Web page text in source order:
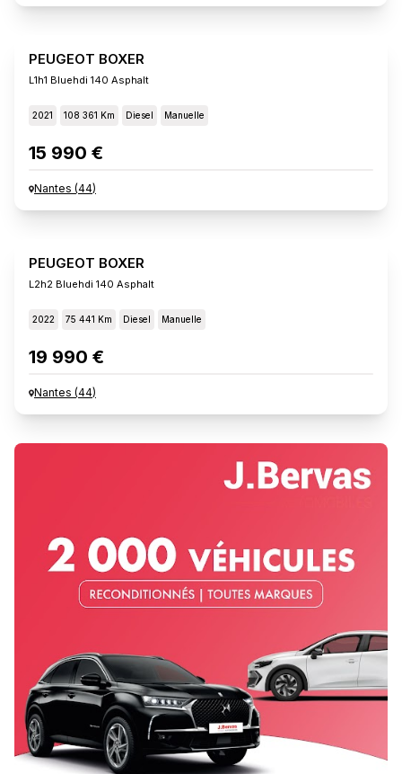
PEUGEOT BOXER
L1h1 Bluehdi 140 Asphalt
2021 108 361 Km Diesel Manuelle
15 990 €
Nantes (44)
PEUGEOT BOXER
L2h2 Bluehdi 140 Asphalt
2022 75 441 Km Diesel Manuelle
19 990 €
Nantes (44)